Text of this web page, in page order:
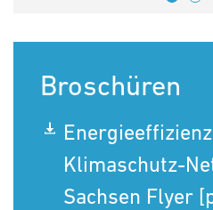
Broschüren
Klimaschutz-
Sachsen Flyer